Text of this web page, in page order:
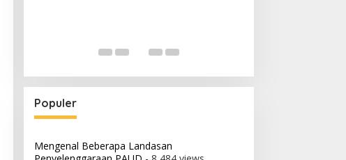
Penyelenggaraan PAUD- 8,484 views
Oknum Prajurit Yonif 756/WS Papua Kabur
Bawa Senapan Serbu SS2VI
Pelajar Pancasila- 4,232 views